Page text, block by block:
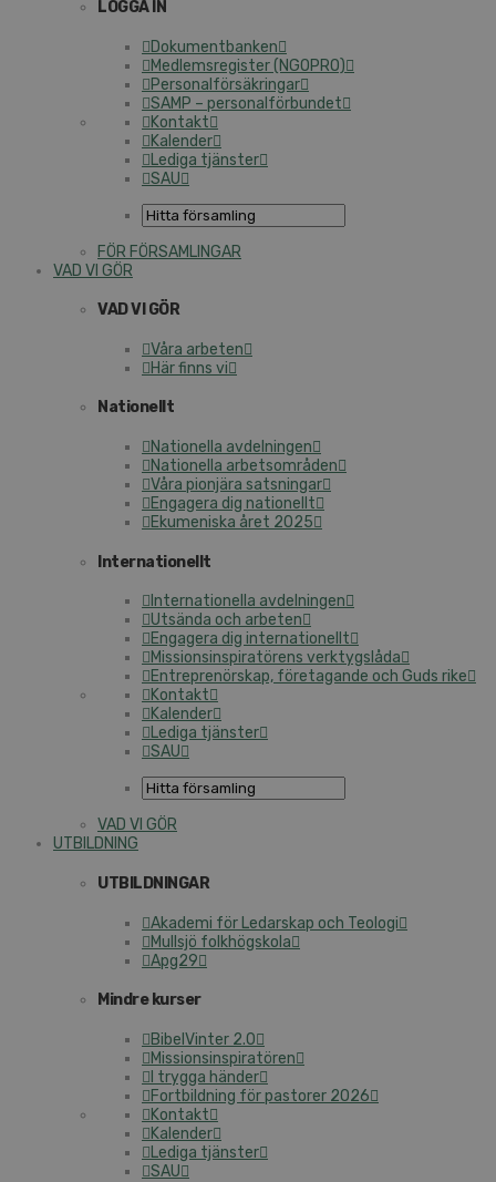
LOGGA IN
Dokumentbanken
Medlemsregister (NGOPRO)
Personalförsäkringar
SAMP – personalförbundet
Kontakt
Kalender
Lediga tjänster
SAU
FÖR FÖRSAMLINGAR
VAD VI GÖR
VAD VI GÖR
Våra arbeten
Här finns vi
Nationellt
Nationella avdelningen
Nationella arbetsområden
Våra pionjära satsningar
Engagera dig nationellt
Ekumeniska året 2025
Internationellt
Internationella avdelningen
Utsända och arbeten
Engagera dig internationellt
Missionsinspiratörens verktygslåda
Entreprenörskap, företagande och Guds rike
Kontakt
Kalender
Lediga tjänster
SAU
VAD VI GÖR
UTBILDNING
UTBILDNINGAR
Akademi för Ledarskap och Teologi
Mullsjö folkhögskola
Apg29
Mindre kurser
BibelVinter 2.0
Missionsinspiratören
I trygga händer
Fortbildning för pastorer 2026
Kontakt
Kalender
Lediga tjänster
SAU